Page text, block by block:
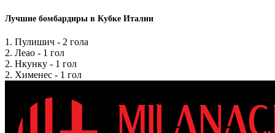
Лучшие бомбардиры в Кубке Италии
1. Пулишич - 2 гола
2. Леао - 1 гол
2. Нкунку - 1 гол
2. Хименес - 1 гол